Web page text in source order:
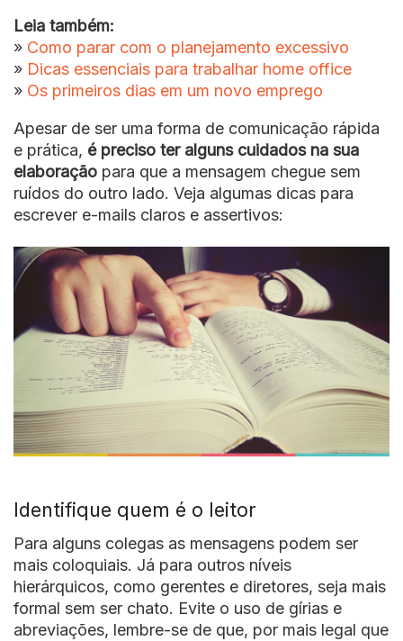
Leia também:
» Como parar com o planejamento excessivo
» Dicas essenciais para trabalhar home office
» Os primeiros dias em um novo emprego
Apesar de ser uma forma de comunicação rápida
e prática, é preciso ter alguns cuidados na sua
elaboração para que a mensagem chegue sem
ruídos do outro lado. Veja algumas dicas para
escrever e-mails claros e assertivos:
Identifique quem é o leitor
Para alguns colegas as mensagens podem ser
mais coloquiais. Já para outros níveis
hierárquicos, como gerentes e diretores, seja mais
formal sem ser chato. Evite o uso de gírias e
abreviações, lembre-se de que, por mais legal que